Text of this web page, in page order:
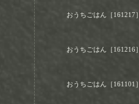
おうちごはん［161217］
おうちごはん［161216］
おうちごはん［161101］